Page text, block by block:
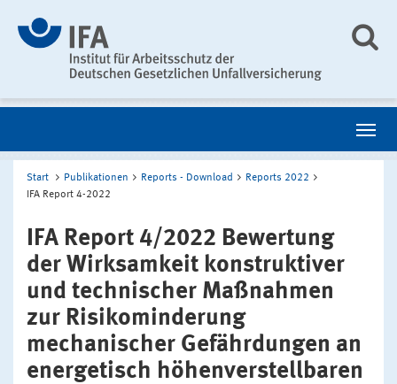
Start Publikationen Reports - Download
Reports 2022
IFA Report 4-2022
IFA Report 4/2022 Bewertung
der Wirksamkeit konstruktiver
und technischer Maßnahmen
zur Risikominderung
mechanischer Gefährdungen an
energetisch höhenverstellbaren